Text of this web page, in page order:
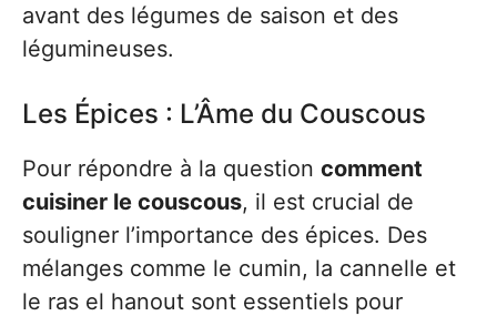
avant des légumes de saison et des
légumineuses.
Les Épices : L’Âme du Couscous
Pour répondre à la question comment
cuisiner le couscous, il est crucial de
souligner l’importance des épices. Des
mélanges comme le cumin, la cannelle et
le ras el hanout sont essentiels pour